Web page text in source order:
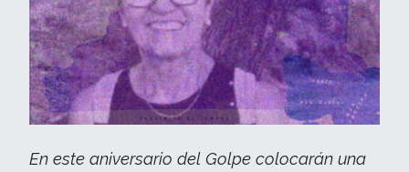
En este aniversario del Golpe colocarán una